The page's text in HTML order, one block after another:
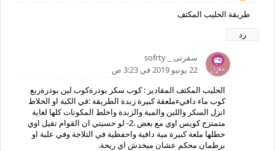
طريقة الحليب المكثف
رد
سفرتى _ sofrty
22 يونيو 2019 في 3:23 ص
الحليب المكثف المقادير : كوب سكر بودرةكوب لبن بودرةربع
كوب ماء دافيءملعقة كبيرة زبدة الطريقة :في الكبة او الخلاط
انزل السكر واللبن والمية والزبدة واخلط المكونات كلها لغاية
متمتزج كويس اوي مع بعض .2- لو حسيتي ان القوام تقيل اوي
حطلها ملعة كبيرة مية دافية واحفظية في التلاجة وفي علبة او
برطمان محكم عشان ميخدش اي ريحة.